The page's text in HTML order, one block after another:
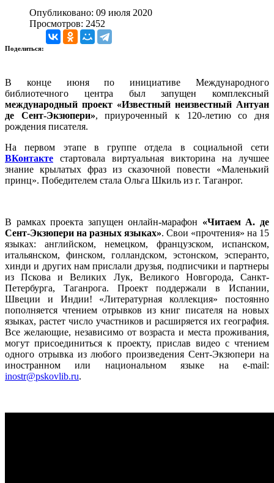
Опубликовано: 09 июля 2020
Просмотров: 2452
Поделиться:
В конце июня по инициативе Международного
библиотечного центра был запущен комплексный
международный проект «Известный неизвестный Антуан
де Сент-Экзюпери», приуроченный к 120-летию со дня
рождения писателя.
На первом этапе в группе отдела в социальной сети
ВКонтакте стартовала виртуальная викторина на лучшее
знание крылатых фраз из сказочной повести «Маленький
принц». Победителем стала Ольга Шкиль из г. Таганрог.
В рамках проекта запущен онлайн-марафон «Читаем А. де
Сент-Экзюпери на разных языках». Свои «прочтения» на 15
языках: английском, немецком, французском, испанском,
итальянском, финском, голландском, эстонском, эсперанто,
хинди и других нам прислали друзья, подписчики и партнеры
из Пскова и Великих Лук, Великого Новгорода, Санкт-
Петербурга, Таганрога. Проект поддержали в Испании,
Швеции и Индии! «Литературная коллекция» постоянно
пополняется чтением отрывков из книг писателя на новых
языках, растет число участников и расширяется их география.
Все желающие, независимо от возраста и места проживания,
могут присоединиться к проекту, прислав видео с чтением
одного отрывка из любого произведения Сент-Экзюпери на
иностранном или национальном языке на e-mail:
inostr@pskovlib.ru.